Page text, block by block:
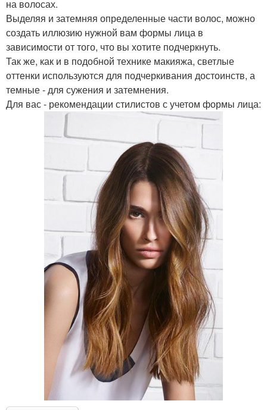
на волосах.
Выделяя и затемняя определенные части волос, можно
создать иллюзию нужной вам формы лица в
зависимости от того, что вы хотите подчеркнуть.
Так же, как и в подобной технике макияжа, светлые
оттенки используются для подчеркивания достоинств, а
темные - для сужения и затемнения.
Для вас - рекомендации стилистов с учетом формы лица: